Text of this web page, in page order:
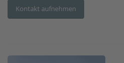
Kontakt aufnehmen